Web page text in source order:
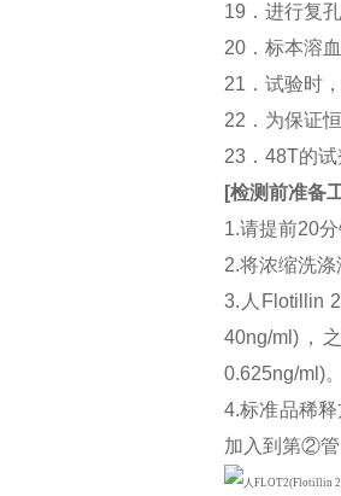
19．进行复
20．标本溶
21．试验时
22．为保证
23．48T的
[检测前准备
1.请提前20
2.将浓缩洗
3.人Flotillin
40ng/ml)，
0.625ng/ml)
4.标准品稀
加入到第②